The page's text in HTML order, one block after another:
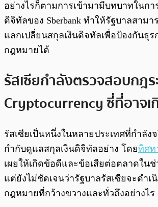
อย่างไรก็ตามการเข้ามามีบทบาทในก
ดิจิทัลของ Sberbank ทำให้รัฐบาลสาม
แลกเปลี่ยนสกุลเงินดิจทัลเพื่อป้องกันธุ
กฎหมายได้
รัสเซียกำลังตรวจสอบกฎร
Cryptocurrency ซี่ที่อาจเ
รัสเซียเป็นหนึ่งในหลายประเทศที่กำลัง
กำกับดูแลสกุลเงินดิจิทัลอย่าง โดยทิศท
เผยให้เกิดข้อดีและข้อเสียต่อตลาดใน
แต่ยังไม่ชัดเจนว่ารัฐบาลรัสเซียจะดำเ
กฎหมายที่กว้างขวางและทั่วถึงอย่างไร